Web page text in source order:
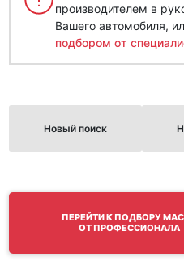
производителем в
Вашего автомобиля,
подбором от
Новый поиск
ПЕРЕЙТИ К ПОДБОРУ
ОТ ПРОФЕССИОНАЛА